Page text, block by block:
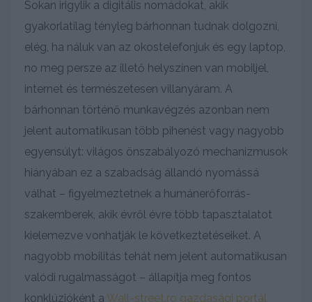
Sokan irigylik a digitális nomádokat, akik
gyakorlatilag tényleg bárhonnan tudnak dolgozni,
elég, ha náluk van az okostelefonjuk és egy laptop,
no meg persze az illető helyszínen van mobiljel,
internet és természetesen villanyáram. A
bárhonnan történő munkavégzés azonban nem
jelent automatikusan több pihenést vagy nagyobb
egyensúlyt: világos önszabályozó mechanizmusok
hiányában ez a szabadság állandó nyomássá
válhat – figyelmeztetnek a humánerőforrás-
szakemberek, akik évről évre több tapasztalatot
kielemezve vonhatják le következtetéseiket. A
nagyobb mobilitás tehát nem jelent automatikusan
valódi rugalmasságot – állapítja meg fontos
konklúzióként a Wall-street.ro gazdasági portál